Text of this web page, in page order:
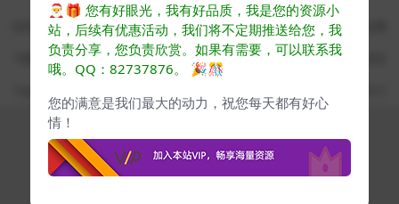
CG素材 - CG爱好者学习成长平台
站内教程资源均来自公开网络收集转发而来，若侵犯了您的合法权益，请来信通
知我们，我们会及时删除，给您带来的不便，我们深表歉意
下载用户仅供学习交流，若使用商业用途，请购买正版授权，否则产生的一切后
果将由下载用户自行承担
🎅🎁 您有好眼光，我有好品质，我是您的资源小
站，后续有优惠活动，我们将不定期推送给您，我
负责分享，您负责欣赏。如果有需要，可以联系我
哦。QQ：82737876。
🎉🎊
您的满意是我们最大的动力，祝您每天都有好心
情！